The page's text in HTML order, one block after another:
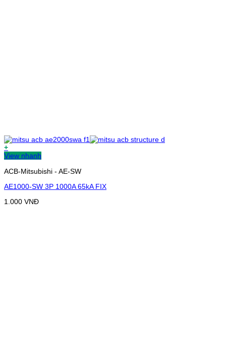
+
View nhanh
ACB-Mitsubishi - AE-SW
AE1000-SW 3P 1000A 65kA FIX
1.000 VNĐ